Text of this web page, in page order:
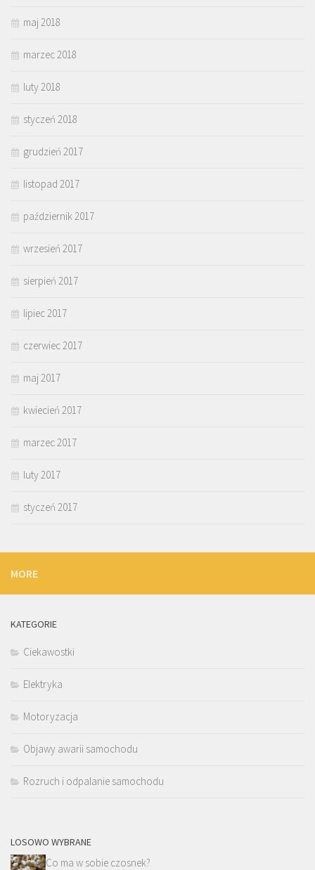
maj 2018
marzec 2018
luty 2018
styczeń 2018
grudzień 2017
listopad 2017
październik 2017
wrzesień 2017
sierpień 2017
lipiec 2017
czerwiec 2017
maj 2017
kwiecień 2017
marzec 2017
luty 2017
styczeń 2017
MORE
KATEGORIE
Ciekawostki
Elektryka
Motoryzacja
Objawy awarii samochodu
Rozruch i odpalanie samochodu
LOSOWO WYBRANE
Co ma w sobie czosnek?